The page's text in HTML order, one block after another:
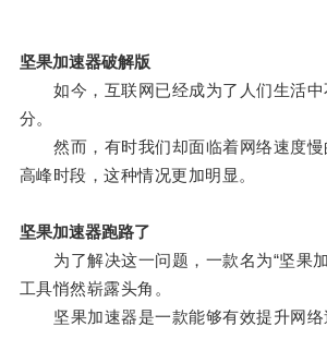
坚果加速器破解版
如今，互联网已经成为了人们生活中
分。
然而，有时我们却面临着网络速度慢
高峰时段，这种情况更加明显。
坚果加速器跑路了
为了解决这一问题，一款名为“坚果加
工具悄然崭露头角。
坚果加速器是一款能够有效提升网络